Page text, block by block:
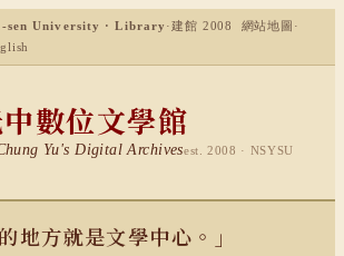
sen University · Library ·建館 2008 網站地圖 ·
數位文學館
Yu's Digital Archivesest. 2008 · NSYSU
地方就是文學中心。」